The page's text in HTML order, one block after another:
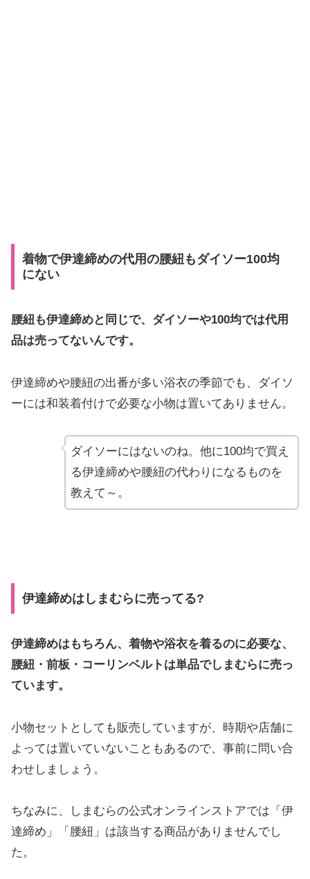
着物で伊達締めの代用の腰紐もダイソー100均
にない
腰紐も伊達締めと同じで、ダイソーや100均では代用
品は売ってないんです。
伊達締めや腰紐の出番が多い浴衣の季節でも、ダイソ
ーには和装着付けで必要な小物は置いてありません。
ダイソーにはないのね。他に100均で買え
る伊達締めや腰紐の代わりになるものを
教えて～。
伊達締めはしまむらに売ってる?
伊達締めはもちろん、着物や浴衣を着るのに必要な、
腰紐・前板・コーリンベルトは単品でしまむらに売っ
ています。
小物セットとしても販売していますが、時期や店舗に
よっては置いていないこともあるので、事前に問い合
わせしましょう。
ちなみに、しまむらの公式オンラインストアでは「伊
達締め」「腰紐」は該当する商品がありませんでし
た。